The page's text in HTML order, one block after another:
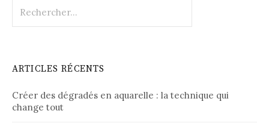
ARTICLES RÉCENTS
Créer des dégradés en aquarelle : la technique qui
change tout